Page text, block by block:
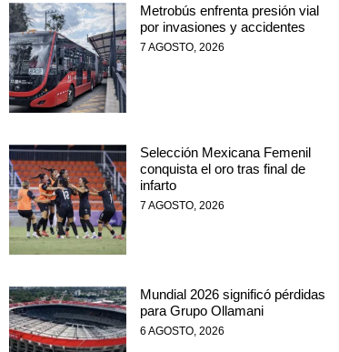
Metrobús enfrenta presión vial
por invasiones y accidentes
7 AGOSTO, 2026
Selección Mexicana Femenil
conquista el oro tras final de
infarto
7 AGOSTO, 2026
Mundial 2026 significó pérdidas
para Grupo Ollamani
6 AGOSTO, 2026